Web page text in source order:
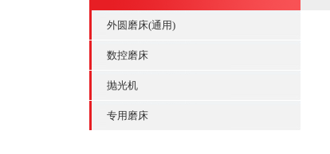
外圆磨床(通用)
数控磨床
抛光机
专用磨床